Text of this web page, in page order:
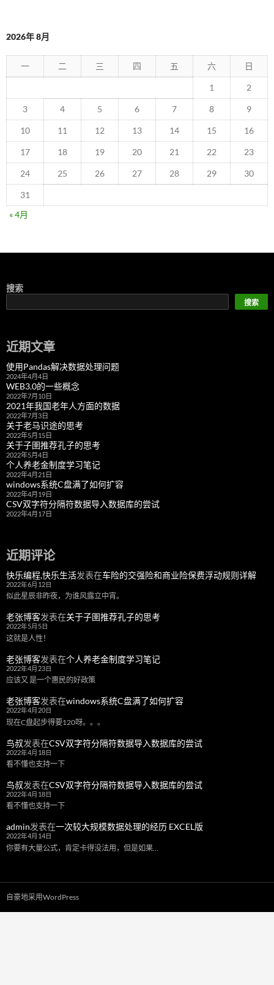
2026年 8月
一 二 三 四 五 六 日
1 2
3 4 5 6 7 8 9
10 11 12 13 14 15 16
17 18 19 20 21 22 23
24 25 26 27 28 29 30
31
« 4月
搜索
搜索
近期文章
使用Pandas解决数据处理问题
2024年4月4日
WEB3.0的一些概念
2022年7月10日
2021年我国老年人方面的数据
2022年7月3日
关于老马识途的思考
2022年5月15日
关于子圉推荐孔子的思考
2022年5月4日
个人养老金制度学习笔记
2022年4月21日
windows系统C盘满了如何扩容
2022年4月19日
CSV双字符分隔符数据导入数据库的尝试
2022年4月17日
近期评论
快乐编程,快乐生活发表在车险的交强险和商业险保费浮动规则详解
2022年6月12日
似此星辰非昨夜，为谁风露立中宵。
老张博客发表在关于子圉推荐孔子的思考
2022年5月5日
这就是人性！
老张博客发表在个人养老金制度学习笔记
2022年4月23日
应该又 是一个惠民的好政策
老张博客发表在windows系统C盘满了如何扩容
2022年4月20日
现在C盘起步得要120呀。。。
鸟叔发表在CSV双字符分隔符数据导入数据库的尝试
2022年4月18日
看不懂也支持一下
鸟叔发表在CSV双字符分隔符数据导入数据库的尝试
2022年4月18日
看不懂也支持一下
admin发表在一次较大规模数据处理的经历 EXCEL版
2022年4月14日
你要有大量公式，肯定卡得没法用，但是如果…
自豪地采用WordPress